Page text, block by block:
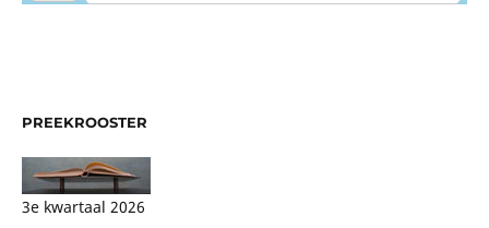
PREEKROOSTER
3e kwartaal 2026